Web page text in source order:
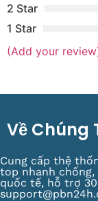
2 Star
1 Star
(Add your
Về Chúng
Cung cấp thệ
top nhanh chống,
quốc tế, hỗ trợ